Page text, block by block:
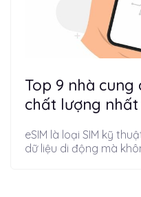
Top 9 nhà cung
chất lượng
eSIM là loại SIM kỹ
dữ liệu di động mà